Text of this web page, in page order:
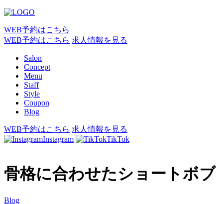
WEB予約はこちら
WEB予約はこちら 求人情報を見る
Salon
Concept
Menu
Staff
Style
Coupon
Blog
WEB予約はこちら 求人情報を見る
Instagram
TikTok
骨格に合わせたショートボブ
Blog